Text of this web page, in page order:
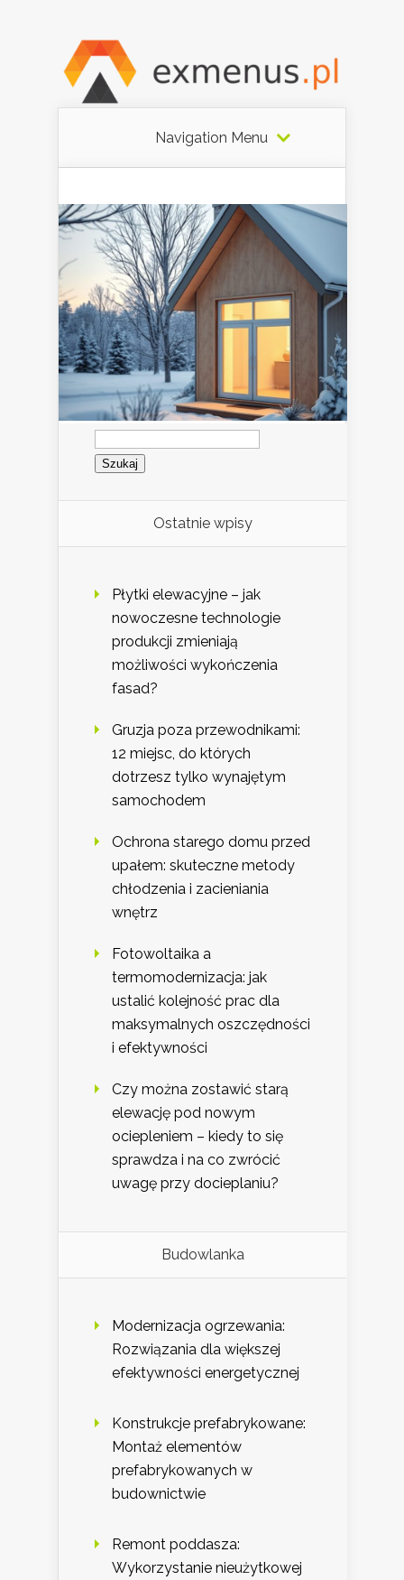
Navigation Menu
Szukaj:
Ostatnie wpisy
Płytki elewacyjne – jak
nowoczesne technologie
produkcji zmieniają
możliwości wykończenia
fasad?
Gruzja poza przewodnikami:
12 miejsc, do których
dotrzesz tylko wynajętym
samochodem
Ochrona starego domu przed
upałem: skuteczne metody
chłodzenia i zacieniania
wnętrz
Fotowoltaika a
termomodernizacja: jak
ustalić kolejność prac dla
maksymalnych oszczędności
i efektywności
Czy można zostawić starą
elewację pod nowym
ociepleniem – kiedy to się
sprawdza i na co zwrócić
uwagę przy docieplaniu?
Budowlanka
Modernizacja ogrzewania:
Rozwiązania dla większej
efektywności energetycznej
Konstrukcje prefabrykowane:
Montaż elementów
prefabrykowanych w
budownictwie
Remont poddasza:
Wykorzystanie nieużytkowej